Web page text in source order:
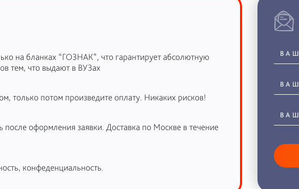
на бланках “ГОЗНАК”, что гарантирует абсолютную
тем, что выдают в ВУЗах
только потом произведите оплату. Никаких рисков!
после оформления заявки. Доставка по Москве в течение
конфеденциальность.